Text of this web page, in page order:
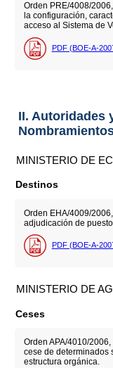
Orden PRE/4008/
la configuración,
acceso al Sistema de
PDF (BOE-A-
II. Autoridades
MINISTERIO DE
Destinos
Orden EHA/4009/
adjudicación de
PDF (BOE-A-
MINISTERIO DE
Ceses
Orden APA/4010/
cese de determinados
estructura orgánica.